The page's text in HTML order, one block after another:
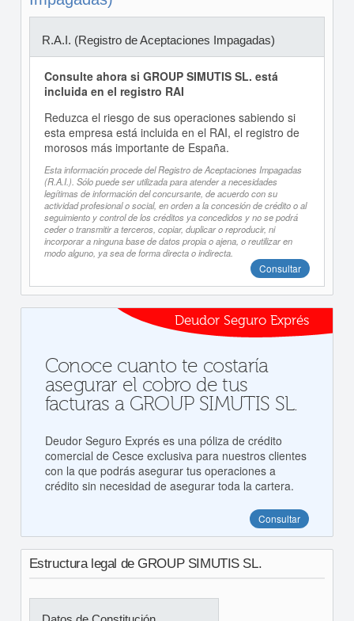
R.A.I. (Registro de Aceptaciones Impagadas)
Consulte ahora si GROUP SIMUTIS SL. está
incluida en el registro RAI
Reduzca el riesgo de sus operaciones sabiendo si
esta empresa está incluida en el RAI, el registro de
morosos más importante de España.
Esta información procede del Registro de Aceptaciones Impagadas
(R.A.I.). Sólo puede ser utilizada para atender a necesidades
legítimas de información del concursante, de acuerdo con su
actividad profesional o social, en orden a la concesión de crédito o al
seguimiento y control de los créditos ya concedidos y no se podrá
ceder o transmitir a terceros, copiar, duplicar o reproducir, ni
incorporar a ninguna base de datos propia o ajena, o reutilizar en
modo alguno, ya sea de forma directa o indirecta.
Consultar
Deudor Seguro Exprés
Conoce cuanto te costaría
asegurar el cobro de tus
facturas a GROUP SIMUTIS SL.
Deudor Seguro Exprés es una póliza de crédito
comercial de Cesce exclusiva para nuestros clientes
con la que podrás asegurar tus operaciones a
crédito sin necesidad de asegurar toda la cartera.
Consultar
Estructura legal de GROUP SIMUTIS SL.